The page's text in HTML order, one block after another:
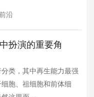
沿
扮演的重要角
类，其中再生能力最强
胞、祖细胞和前体细